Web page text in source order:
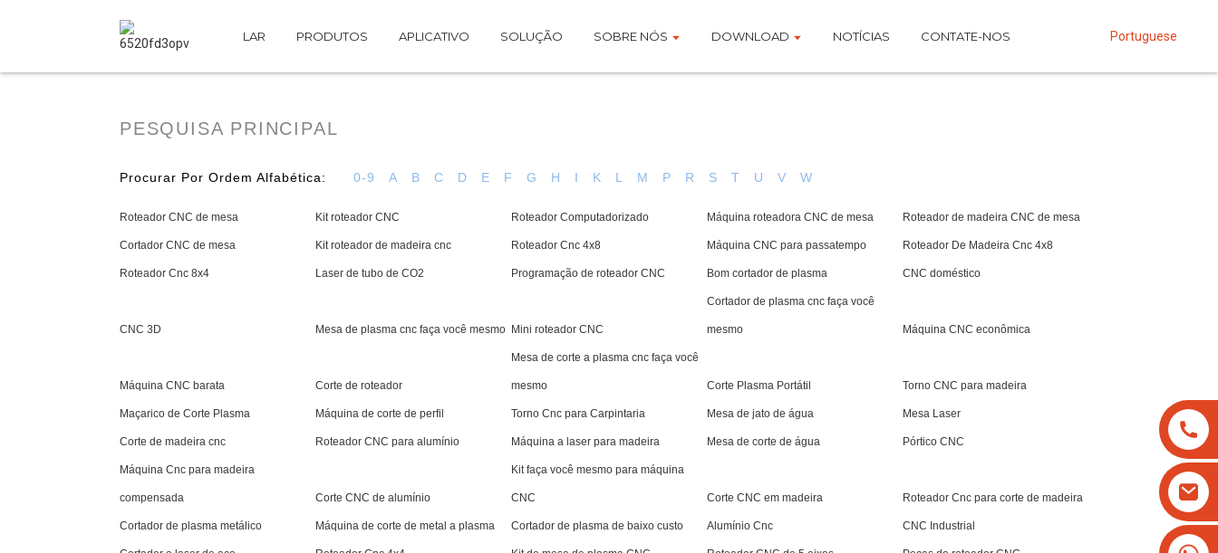
LAR PRODUTOS APLICATIVO SOLUÇÃO SOBRE NÓS DOWNLOAD NOTÍCIAS CONTATE-NOS Portuguese
PESQUISA PRINCIPAL
Procurar Por Ordem Alfabética: 0-9 A B C D E F G H I K L M P R S T U V W
Roteador CNC de mesa Kit roteador CNC Roteador Computadorizado Máquina roteadora CNC de mesa Roteador de madeira CNC de mesa
Cortador CNC de mesa Kit roteador de madeira cnc Roteador Cnc 4x8 Máquina CNC para passatempo Roteador De Madeira Cnc 4x8
Roteador Cnc 8x4 Laser de tubo de CO2 Programação de roteador CNC Bom cortador de plasma CNC doméstico
CNC 3D Mesa de plasma cnc faça você mesmo Mini roteador CNC
Cortador de plasma cnc faça você
mesmo Máquina CNC econômica
Máquina CNC barata Corte de roteador
Mesa de corte a plasma cnc faça você
mesmo Corte Plasma Portátil Torno CNC para madeira
Maçarico de Corte Plasma Máquina de corte de perfil Torno Cnc para Carpintaria Mesa de jato de água Mesa Laser
Corte de madeira cnc Roteador CNC para alumínio Máquina a laser para madeira Mesa de corte de água Pórtico CNC
Máquina Cnc para madeira
compensada Corte CNC de alumínio
Kit faça você mesmo para máquina
CNC Corte CNC em madeira Roteador Cnc para corte de madeira
Cortador de plasma metálico Máquina de corte de metal a plasma Cortador de plasma de baixo custo Alumínio Cnc CNC Industrial